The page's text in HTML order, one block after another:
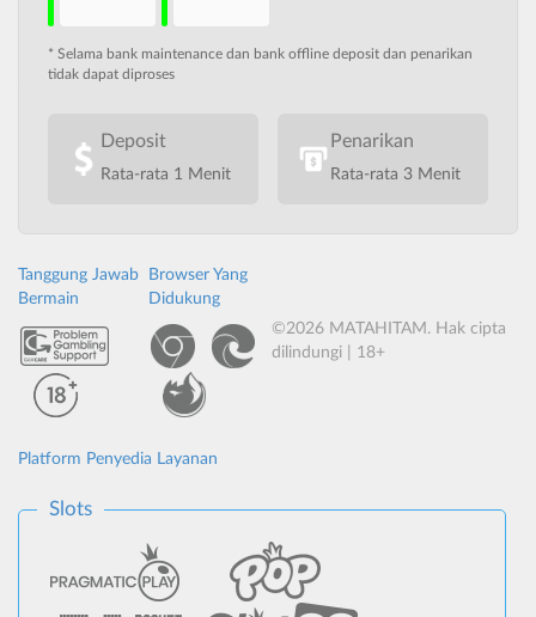
* Selama bank maintenance dan bank offline deposit dan penarikan
tidak dapat diproses
Deposit
Rata-rata 1 Menit
Penarikan
Rata-rata 3 Menit
Tanggung Jawab
Bermain
Browser Yang
Didukung
©2026 MATAHITAM. Hak cipta
dilindungi | 18+
Platform Penyedia Layanan
Slots